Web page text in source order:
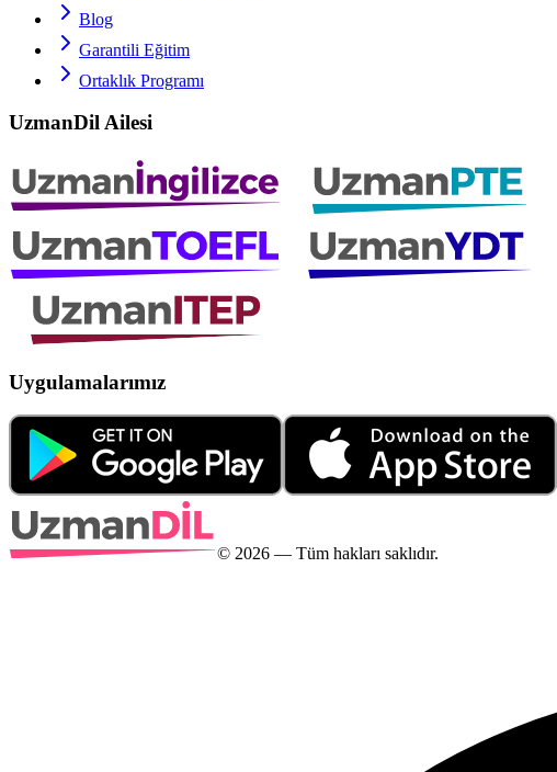
Blog
Garantili Eğitim
Ortaklık Programı
UzmanDil Ailesi
Uygulamalarımız
© 2026 — Tüm hakları saklıdır.